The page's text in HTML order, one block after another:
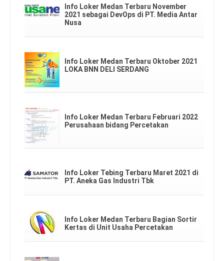
Info Loker Medan Terbaru November
2021 sebagai DevOps di PT. Media Antar
Nusa
Info Loker Medan Terbaru Oktober 2021
LOKA BNN DELI SERDANG
Info Loker Medan Terbaru Februari 2022
Perusahaan bidang Percetakan
Info Loker Tebing Terbaru Maret 2021 di
PT. Aneka Gas Industri Tbk
Info Loker Medan Terbaru Bagian Sortir
Kertas di Unit Usaha Percetakan